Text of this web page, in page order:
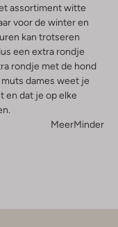
assortiment witte
voor de winter en
kan trotseren
een extra rondje
rondje met de hond
dames weet je
en dat je op elke
MeerMinder